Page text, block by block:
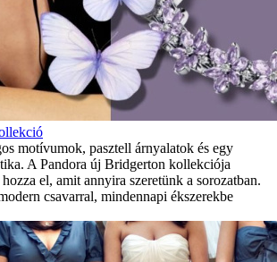
motívumok, pasztell árnyalatok és egy
A Pandora új Bridgerton kollekciója
el, amit annyira szeretünk a sorozatban.
csavarral, mindennapi ékszerekbe